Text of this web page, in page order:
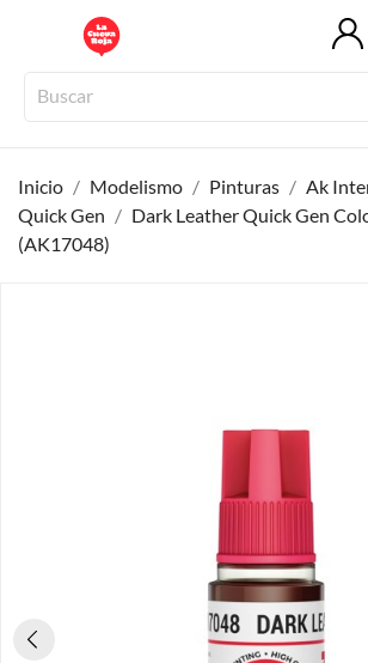
Inicio Modelismo Pinturas Ak
Quick Gen
Dark Leather Quick Gen
(AK17048)